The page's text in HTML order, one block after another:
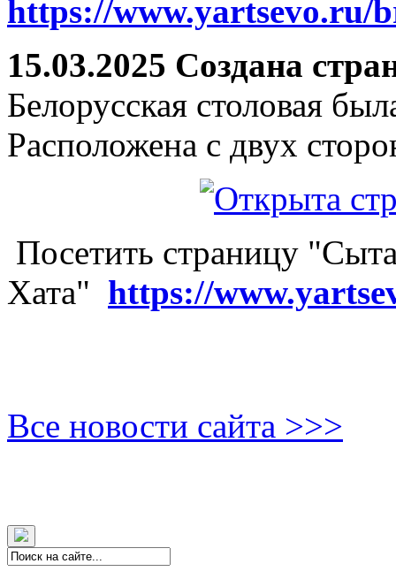
https://www.yartsevo.ru/
15.03.2025 Создана
Белорусская столовая
Расположена с двух
Посетить страницу
Хата" https://
Все новости сайта >>>